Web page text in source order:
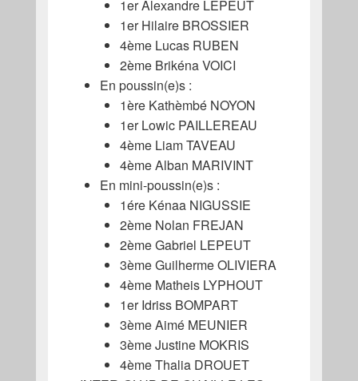
1er Alexandre LEPEUT
1er Hilaire BROSSIER
4ème Lucas RUBEN
2ème Brikéna VOICI
En poussin(e)s :
1ère Kathèmbé NOYON
1er Lowic PAILLEREAU
4ème Liam TAVEAU
4ème Alban MARIVINT
En mini-poussin(e)s :
1ére Kénaa NIGUSSIE
2ème Nolan FREJAN
2ème Gabriel LEPEUT
3ème Guilherme OLIVIERA
4ème Matheis LYPHOUT
1er Idriss BOMPART
3ème Aimé MEUNIER
3ème Justine MOKRIS
4ème Thalia DROUET